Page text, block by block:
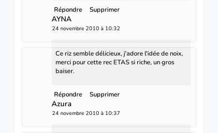
Répondre Supprimer
AYNA
24 novembre 2010 à 10:32
Ce riz semble délicieux, j'adore l'idée de noix,
merci pour cette rec ETAS si riche, un gros
baiser.
Répondre Supprimer
Azura
24 novembre 2010 à 10:37